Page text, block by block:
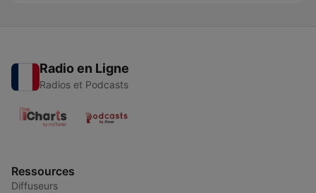
Radio en Ligne
Radios et Podcasts
Ressources
Diffuseurs